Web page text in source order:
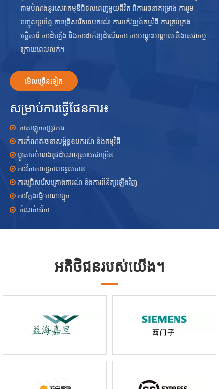
តាមបំណងនូវសេវាកម្មឌីជីថលពេញមួយជីវិត ពីការរចនាគម្រោង ការរួម
បញ្ចូលប្រព័ន្ធ ការជ្រើសរើសឧបករណ៍ ការអភិវឌ្ឍន៍កម្មវិធី ការគ្រប់គ្រង
អគ្គិសនី ការដំឡើង និងការដាក់ឱ្យដំណើរការ ការបណ្តុះបណ្តាល និងសេវាកម្ម
ក្រោយពេលលក់។
មើលច្រើនទៀត
សម្រាប់ការធ្វើផែនការ៖
 កាតាឡុកតម្រូវការ
 ការកំណត់រចនាសម្ព័ន្ធឧបករណ៍ និងកម្មវិធី
 ប្ដូរតាមបំណងនូវដំណោះស្រាយជាច្រើន
 ការវិភាគលទ្ធភាពទទួលបាន
 ការជ្រើសរើសគ្រោងការណ៍ និងការពិនិត្យឡើងវិញ
 ការក្លែងធ្វើអាណាឡូក
 កំណត់ថវិកា
អតិថិជនរបស់យើង។